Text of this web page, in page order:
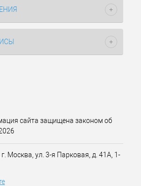
сайта защищена законом об
Москва, ул. 3-я Парковая, д. 41А, 1-